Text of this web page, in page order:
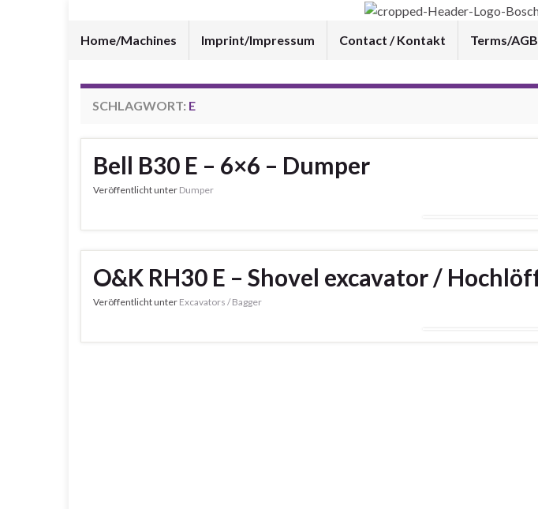
Home/Machines Imprint/Impressum Contact / Kontakt Terms/
SCHLAGWORT: E
Bell B30 E – 6×6 – Dumper
Veröffentlicht unter Dumper
O&K RH30 E – Shovel excavator /
Veröffentlicht unter Excavators / Bagger